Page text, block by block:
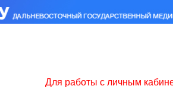
Для работы с личным